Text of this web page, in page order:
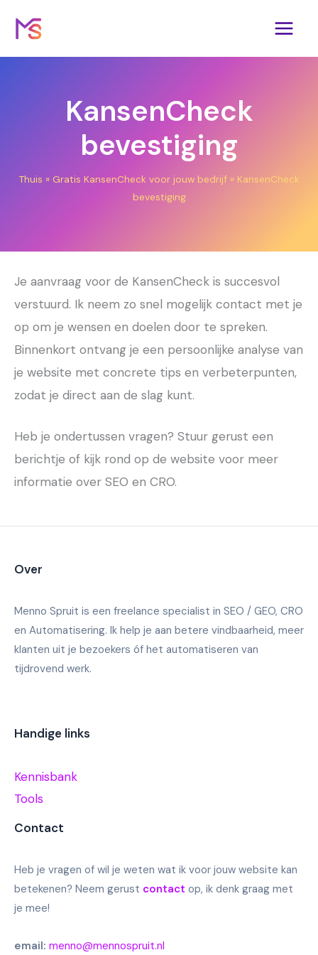
naar
de
KansenCheck
bevestiging
Thuis » Gratis KansenCheck voor jouw bedrijf» KansenCheck
bevestiging
Je aanvraag voor de KansenCheck is succesvol
verstuurd. Ik neem zo snel mogelijk contact met je
op om je wensen en doelen door te spreken.
Binnenkort ontvang je een persoonlijke analyse van
je website met concrete tips en verbeterpunten,
zodat je direct aan de slag kunt.
Heb je ondertussen vragen? Stuur gerust een
berichtje of kijk rond op de website voor meer
informatie over SEO en CRO.
Over
Menno Spruit is een freelance specialist in SEO / GEO, CRO
en Automatisering. Ik help je aan betere vindbaarheid, meer
klanten uit je bezoekers óf het automatiseren van
tijdrovend werk.
Handige links
Kennisbank
Tools
Contact
Heb je vragen of wil je weten wat ik voor jouw website kan
betekenen? Neem gerust contact op, ik denk graag met
je mee!
email: menno@mennospruit.nl